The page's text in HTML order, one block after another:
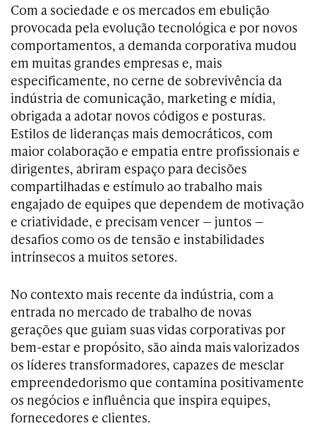
Com a sociedade e os mercados em ebulição
provocada pela evolução tecnológica e por novos
comportamentos, a demanda corporativa mudou
em muitas grandes empresas e, mais
especificamente, no cerne de sobrevivência da
indústria de comunicação, marketing e mídia,
obrigada a adotar novos códigos e posturas.
Estilos de lideranças mais democráticos, com
maior colaboração e empatia entre profissionais e
dirigentes, abriram espaço para decisões
compartilhadas e estímulo ao trabalho mais
engajado de equipes que dependem de motivação
e criatividade, e precisam vencer — juntos —
desafios como os de tensão e instabilidades
intrínsecos a muitos setores.
No contexto mais recente da indústria, com a
entrada no mercado de trabalho de novas
gerações que guiam suas vidas corporativas por
bem-estar e propósito, são ainda mais valorizados
os líderes transformadores, capazes de mesclar
empreendedorismo que contamina positivamente
os negócios e influência que inspira equipes,
fornecedores e clientes.